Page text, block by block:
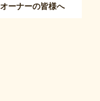
オーナーの皆様へ